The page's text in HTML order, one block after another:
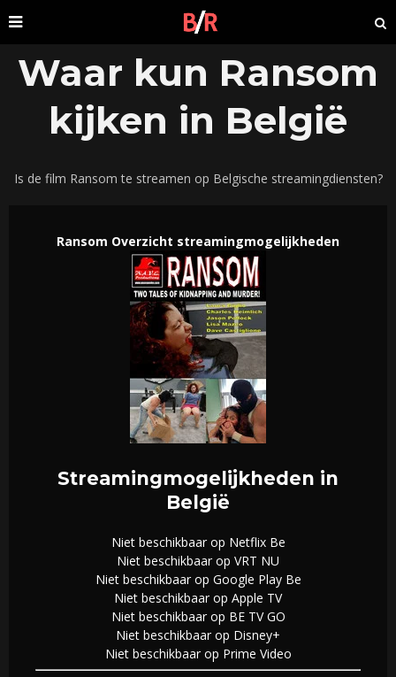
Waar kun Ransom
kijken in België
Is de film Ransom te streamen op Belgische streamingdiensten?
Ransom Overzicht streamingmogelijkheden
Streamingmogelijkheden in
België
Niet beschikbaar op Netflix Be
Niet beschikbaar op VRT NU
Niet beschikbaar op Google Play Be
Niet beschikbaar op Apple TV
Niet beschikbaar op BE TV GO
Niet beschikbaar op Disney+
Niet beschikbaar op Prime Video